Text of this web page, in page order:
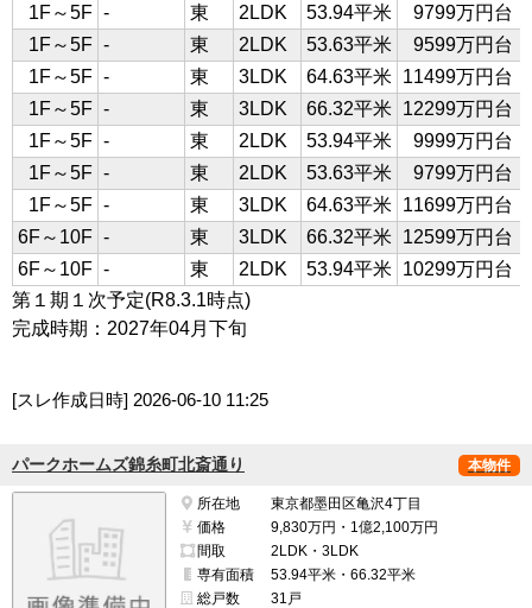
1F～5F - 東 2LDK 53.94平米
9799万円台
1F～5F - 東 2LDK 53.63平米
9599万円台
1F～5F - 東 3LDK 64.63平米 11499万円台
1F～5F - 東 3LDK 66.32平米 12299万円台
1F～5F - 東 2LDK 53.94平米
9999万円台
1F～5F - 東 2LDK 53.63平米
9799万円台
1F～5F - 東 3LDK 64.63平米 11699万円台
6F～10F - 東 3LDK 66.32平米 12599万円台
6F～10F - 東 2LDK 53.94平米 10299万円台
第１期１次予定(R8.3.1時点)
完成時期：2027年04月下旬
[スレ作成日時] 2026-06-10 11:25
パークホームズ錦糸町北斎通り 本物件
所在地
東京都墨田区亀沢4丁目
価格
9,830万円・1億2,100万円
間取
2LDK・3LDK
専有面積
53.94平米・66.32平米
総戸数
31戸